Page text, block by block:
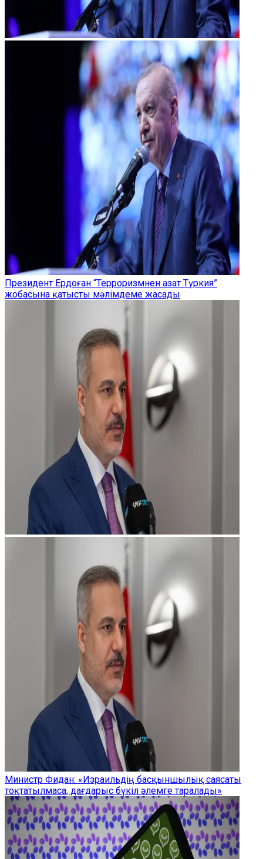
Президент Ердоған “Терроризмнен азат Түркия”
жобасына қатысты мәлімдеме жасады
Министр Фидан: «Израильдің басқыншылық саясаты
тоқтатылмаса, дағдарыс бүкіл әлемге таралады»